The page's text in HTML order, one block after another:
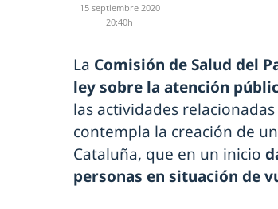
15 septiembre 2020
20:40h
La Comisión de Salud del
ley sobre la atención
las actividades
contempla la creación de
Cataluña, que en un inicio
personas en situación de